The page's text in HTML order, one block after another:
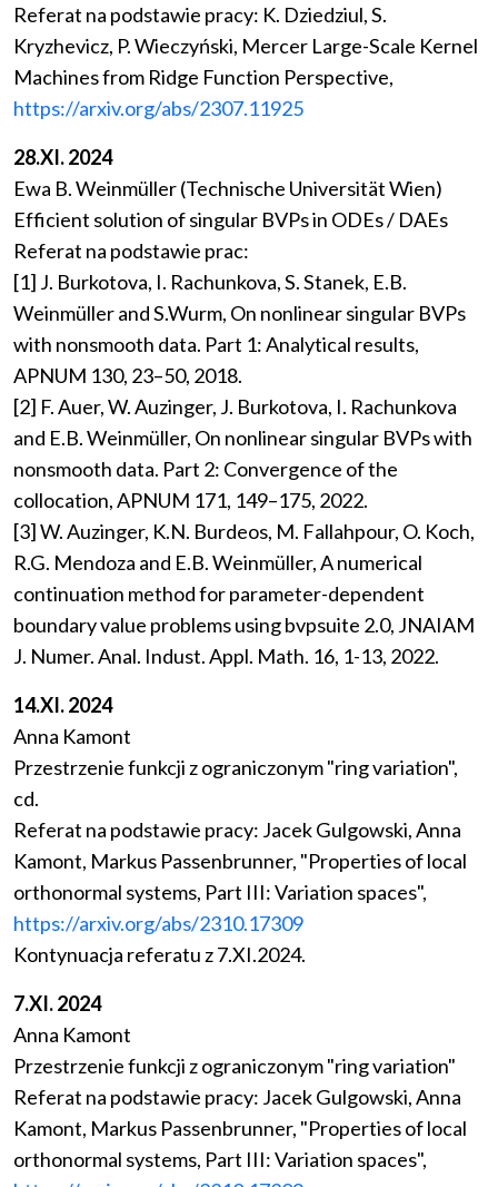
Referat na podstawie pracy: K. Dziedziul, S.
Kryzhevicz, P. Wieczyński, Mercer Large-Scale Kernel
Machines from Ridge Function Perspective,
https://arxiv.org/abs/2307.11925
28.XI. 2024
Ewa B. Weinmüller (Technische Universität Wien)
Efficient solution of singular BVPs in ODEs / DAEs
Referat na podstawie prac:
[1] J. Burkotova, I. Rachunkova, S. Stanek, E.B.
Weinmüller and S.Wurm, On nonlinear singular BVPs
with nonsmooth data. Part 1: Analytical results,
APNUM 130, 23–50, 2018.
[2] F. Auer, W. Auzinger, J. Burkotova, I. Rachunkova
and E.B. Weinmüller, On nonlinear singular BVPs with
nonsmooth data. Part 2: Convergence of the
collocation, APNUM 171, 149–175, 2022.
[3] W. Auzinger, K.N. Burdeos, M. Fallahpour, O. Koch,
R.G. Mendoza and E.B. Weinmüller, A numerical
continuation method for parameter-dependent
boundary value problems using bvpsuite 2.0, JNAIAM
J. Numer. Anal. Indust. Appl. Math. 16, 1-13, 2022.
14.XI. 2024
Anna Kamont
Przestrzenie funkcji z ograniczonym "ring variation",
cd.
Referat na podstawie pracy: Jacek Gulgowski, Anna
Kamont, Markus Passenbrunner, "Properties of local
orthonormal systems, Part III: Variation spaces",
https://arxiv.org/abs/2310.17309
Kontynuacja referatu z 7.XI.2024.
7.XI. 2024
Anna Kamont
Przestrzenie funkcji z ograniczonym "ring variation"
Referat na podstawie pracy: Jacek Gulgowski, Anna
Kamont, Markus Passenbrunner, "Properties of local
orthonormal systems, Part III: Variation spaces",